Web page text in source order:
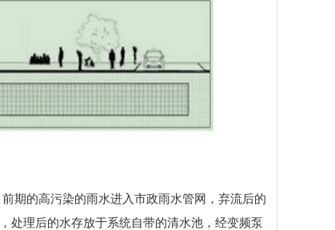
期的高污染的雨水进入市政雨水管网，弃流后的
处理后的水存放于系统自带的清水池，经变频泵